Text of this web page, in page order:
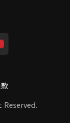
Reserved.